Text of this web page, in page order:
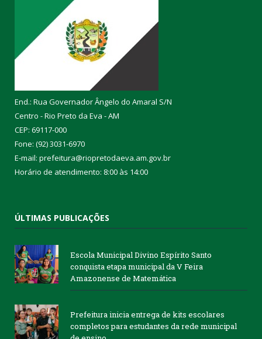
End.: Rua Governador Ângelo do Amaral S/N
Centro - Rio Preto da Eva - AM
CEP: 69117-000
Fone: (92) 3031-6970
E-mail: prefeitura@riopretodaeva.am.gov.br
Horário de atendimento: 8:00 às 14:00
ÚLTIMAS PUBLICAÇÕES
Escola Municipal Divino Espírito Santo
conquista etapa municipal da V Feira
Amazonense de Matemática
Prefeitura inicia entrega de kits escolares
completos para estudantes da rede municipal